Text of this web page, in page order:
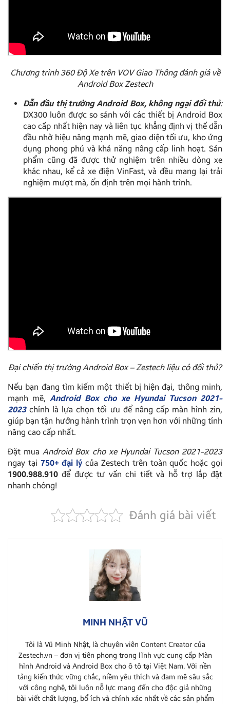
Chương trình 360 Độ Xe trên VOV Giao Thông đánh giá về
Android Box Zestech
Dẫn đầu thị trường Android Box, không ngại đối thủ:
DX300 luôn được so sánh với các thiết bị Android Box
cao cấp nhất hiện nay và liên tục khẳng định vị thế dẫn
đầu nhờ hiệu năng mạnh mẽ, giao diện tối ưu, kho ứng
dụng phong phú và khả năng nâng cấp linh hoạt. Sản
phẩm cũng đã được thử nghiệm trên nhiều dòng xe
khác nhau, kể cả xe điện VinFast, và đều mang lại trải
nghiệm mượt mà, ổn định trên mọi hành trình.
Đại chiến thị trường Android Box – Zestech liệu có đối thủ?
Nếu bạn đang tìm kiếm một thiết bị hiện đại, thông minh,
mạnh mẽ, Android Box cho xe Hyundai Tucson 2021-
2023chính là lựa chọn tối ưu để nâng cấp màn hình zin,
giúp bạn tận hưởng hành trình trọn vẹn hơn với những tính
năng cao cấp nhất.
Đặt mua Android Box cho xe Hyundai Tucson 2021-2023
ngay tại 750+ đại lý của Zestech trên toàn quốc hoặc gọi
1900.988.910 để được tư vấn chi tiết và hỗ trợ lắp đặt
nhanh chóng!
Đánh giá bài viết
MINH NHẬT VŨ
Tôi là Vũ Minh Nhật, là chuyên viên Content Creator của
Zestech.vn – đơn vị tiên phong trong lĩnh vực cung cấp Màn
hình Android và Android Box cho ô tô tại Việt Nam. Với nền
tảng kiến thức vững chắc, niềm yêu thích và đam mê sâu sắc
với công nghệ, tôi luôn nỗ lực mang đến cho độc giả những
bài viết chất lượng, bổ ích và chính xác nhất về các sản phẩm